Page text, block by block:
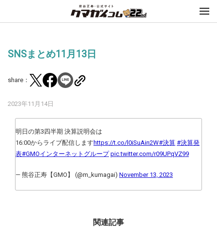
SNSまとめ11月13日
share：
2023年11月14日
明日の第3四半期 決算説明会は
16:00からライブ配信します https://t.co/l0iSuAin2W#決算 #決算発
表#GMOインターネットグループ pic.twitter.com/r09UPqVZ99
— 熊谷正寿【GMO】 (@m_kumagai) November 13, 2023
関連記事